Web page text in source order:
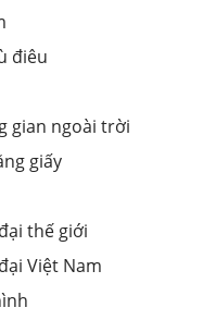
điêu
gian ngoài trời
giấy
thế giới
Việt Nam